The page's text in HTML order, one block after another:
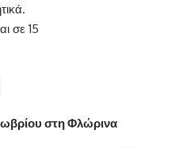
σε 15
στη Φλώρινα